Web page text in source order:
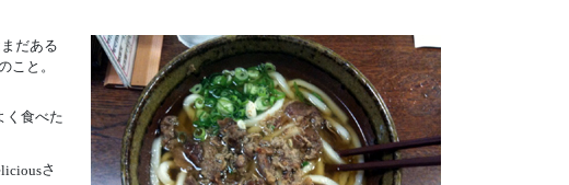
だある
こと。
食べた
さ